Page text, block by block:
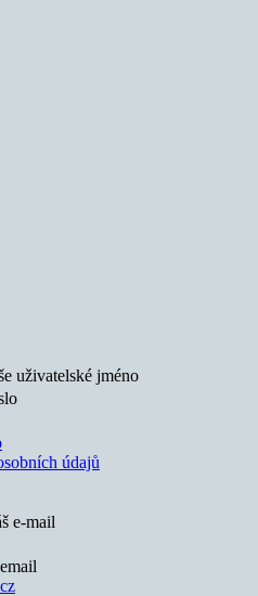
uživatelské jméno
údajů
e-mail